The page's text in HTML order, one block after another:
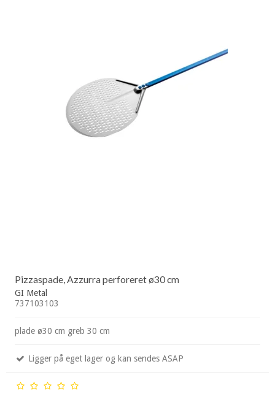
Pizzaspade, Azzurra perforeret ø30 cm
GI Metal
737103103
plade ø30 cm greb 30 cm
Ligger på eget lager og kan sendes ASAP